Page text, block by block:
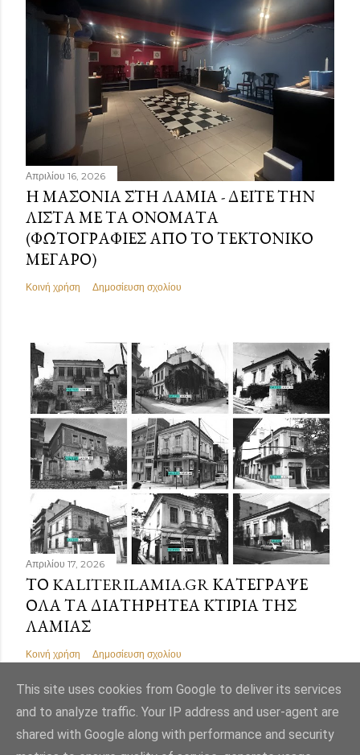
Απριλίου 16, 2026
Η ΜΑΣΟΝΊΑ ΣΤΗ ΛΑΜΊΑ - ΔΕΊΤΕ ΤΗΝ
ΛΊΣΤΑ ΜΕ ΤΑ ΟΝΌΜΑΤΑ
(ΦΩΤΟΓΡΑΦΊΕΣ ΑΠΌ ΤΟ ΤΕΚΤΟΝΙΚΌ
ΜΈΓΑΡΟ)
Κοινή χρήση Δημοσίευση σχολίου
Απριλίου 17, 2026
ΤΟ KALITERILAMIA.GR ΚΑΤΈΓΡΑΨΕ
ΌΛΑ ΤΑ ΔΙΑΤΗΡΗΤΈΑ ΚΤΊΡΙΑ ΤΗΣ
ΛΑΜΊΑΣ
Κοινή χρήση Δημοσίευση σχολίου
This site uses cookies from Google to deliver its services
and to analyze traffic. Your IP address and user-agent are
shared with Google along with performance and security